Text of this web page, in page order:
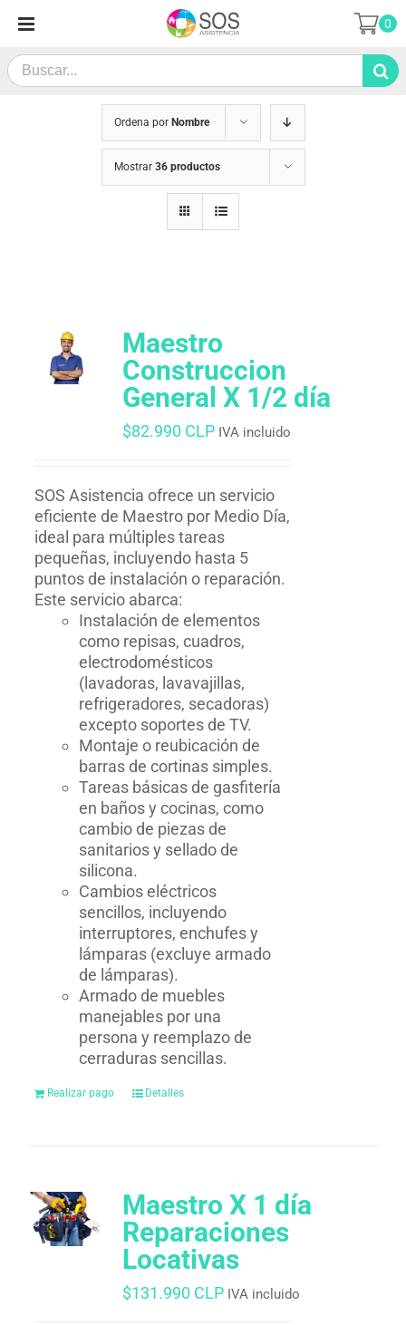
contenido
Search
for:
0
Ordena por Nombre
Mostrar 36 productos
Maestro
Construccion
General X 1/2 día
$82.990 CLP IVA incluido
SOS Asistencia ofrece un servicio
eficiente de Maestro por Medio Día,
ideal para múltiples tareas
pequeñas, incluyendo hasta 5
puntos de instalación o reparación.
Este servicio abarca:
Instalación de elementos
como repisas, cuadros,
electrodomésticos
(lavadoras, lavavajillas,
refrigeradores, secadoras)
excepto soportes de TV.
Montaje o reubicación de
barras de cortinas simples.
Tareas básicas de gasfitería
en baños y cocinas, como
cambio de piezas de
sanitarios y sellado de
silicona.
Cambios eléctricos
sencillos, incluyendo
interruptores, enchufes y
lámparas (excluye armado
de lámparas).
Armado de muebles
manejables por una
persona y reemplazo de
cerraduras sencillas.
Realizar pago Detalles
Maestro X 1 día
Reparaciones
Locativas
$131.990 CLP IVA incluido